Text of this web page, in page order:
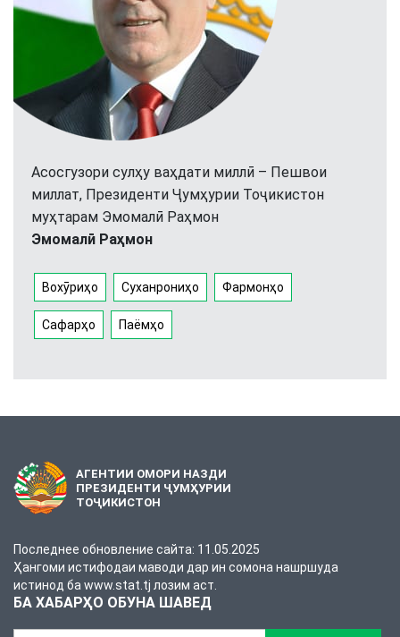
Асосгузори сулҳу ваҳдати миллӣ – Пешвои
миллат, Президенти Ҷумҳурии Тоҷикистон
муҳтарам Эмомалӣ Раҳмон
Эмомалӣ Раҳмон
Вохӯриҳо Суханрониҳо Фармонҳо
Сафарҳо Паёмҳо
АГЕНТИИ ОМОРИ НАЗДИ
ПРЕЗИДЕНТИ ҶУМҲУРИИ
ТОҶИКИСТОН
Последнее обновление сайта: 11.05.2025
Ҳангоми истифодаи маводи дар ин сомона нашршуда
истинод ба www.stat.tj лозим аст.
БА ХАБАРҲО ОБУНА ШАВЕД